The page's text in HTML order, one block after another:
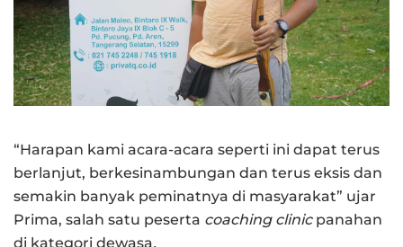
“Harapan kami acara-acara seperti ini dapat terus
berlanjut, berkesinambungan dan terus eksis dan
semakin banyak peminatnya di masyarakat” ujar
Prima, salah satu peserta coaching clinic panahan
di kategori dewasa.